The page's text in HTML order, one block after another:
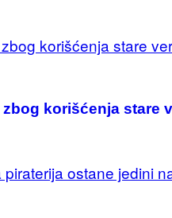
korišćenja stare